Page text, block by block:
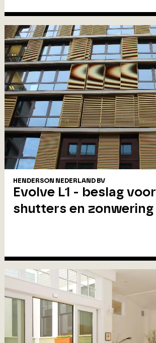
HENDERSON NEDERLAND BV
Evolve L1 - beslag voor
shutters en zonwering